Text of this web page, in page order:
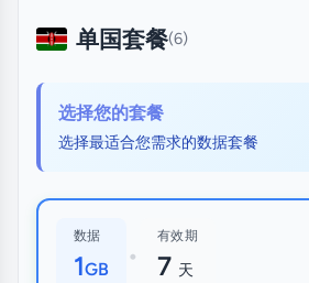
单国套餐(6)
选择您的套餐
选择最适合您需求的数据套餐
数据
1GB •
有效期
7 天